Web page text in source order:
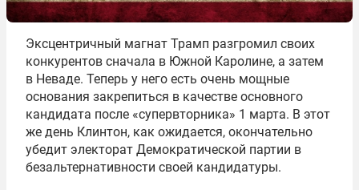
Эксцентричный магнат Трамп разгромил своих
конкурентов сначала в Южной Каролине, а затем
в Неваде. Теперь у него есть очень мощные
основания закрепиться в качестве основного
кандидата после «супервторника» 1 марта. В этот
же день Клинтон, как ожидается, окончательно
убедит электорат Демократической партии в
безальтернативности своей кандидатуры.